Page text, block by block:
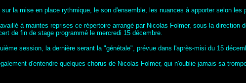
la mise en place rythmique, le son d'ensemble, les nuances à apporter selon les
à maintes reprises ce répertoire arrangé par Nicolas Folmer, sous la direction
de fin de stage programmé le mercredi 15 décembre.
session, la dernière serant la "génétale", prévue dans l'après-misi du 15
d'entendre quelques chorus de Nicolas Folmer, qui n'oublie jamais sa